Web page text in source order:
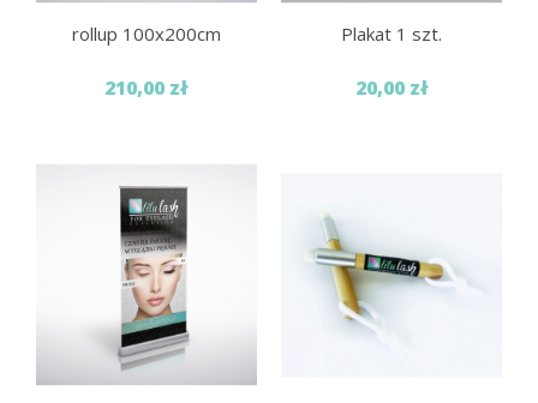
rollup 100x200cm
210,00 zł
Plakat 1 szt.
20,00 zł